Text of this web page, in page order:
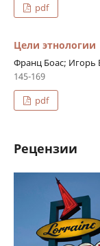
pdf
Цели этнологии
Франц Боас; Игорь
145-169
pdf
Рецензии